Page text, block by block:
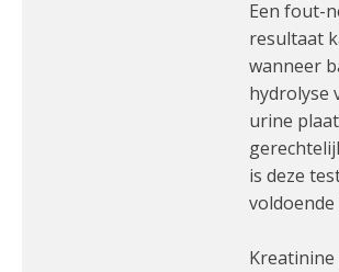
Een fout-
resultaat
wanneer
hydrolyse
urine
is deze